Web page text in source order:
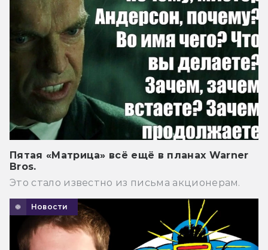
Пятая «Матрица» всё ещё в планах Warner
Bros.
Это стало известно из письма акционерам.
Новости